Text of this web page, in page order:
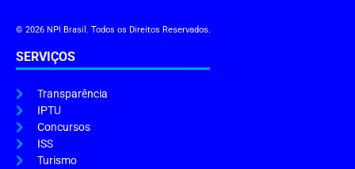
© 2026 NPI Brasil. Todos os Direitos Reservados.
SERVIÇOS
Transparência
IPTU
Concursos
ISS
Turismo